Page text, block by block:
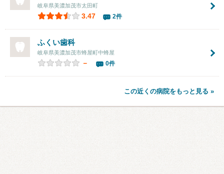
岐阜県美濃加茂市太田町
3.47 2件
ふくい歯科
岐阜県美濃加茂市蜂屋町中蜂屋
－ 0件
この近くの病院をもっと見る »